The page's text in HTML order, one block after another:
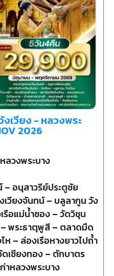
เวียง - หลวงพระ
2026
ลวงพระบาง
– อนุสาวรีย์ประตูชัย
เวียงจันทน์ – บลูลากูน วัง
รือแม่น้ำซอง – วัดวิชุน
พระธาตุพูสี – ตลาดมืด
ห – ล่องเรือหางยาวไปถ้ำ
ดเชียงทอง – ตักบาตร
าหลวงพระบาง